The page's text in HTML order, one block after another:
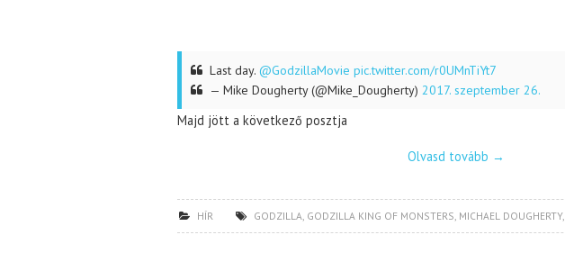
Last day. @GodzillaMovie pic.twitter.com/r0UMnTiYt7
— Mike Dougherty (@Mike_Dougherty) 2017. szeptember 26.
Majd jött a következő posztja
Olvasd tovább →
HÍR GODZILLA, GODZILLA KING OF MONSTERS, MICHAEL DOUGHERTY,